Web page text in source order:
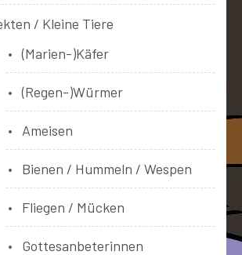
/ Kleine Tiere
(Marien-)Käfer
(Regen-)Würmer
Ameisen
Bienen / Hummeln / Wespen
Fliegen / Mücken
Gottesanbeterinnen